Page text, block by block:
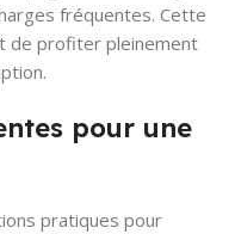
fréquentes. Cette
de profiter pleinement
pour une
pratiques pour